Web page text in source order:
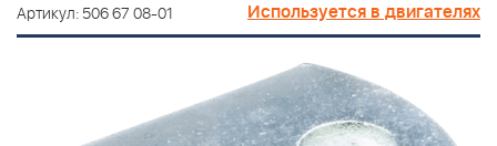
Артикул: 506 67 08-01 Используется в двигателях